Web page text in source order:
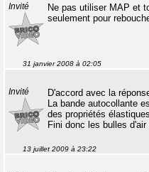
Invité
Ne pas utiliser MAP et
seulement pour
31 janvier 2008 à 02:05
Invité
D'accord avec la
La bande autocollante
des propriétés
Fini donc les bulles d'air
13 juillet 2009 à 23:22